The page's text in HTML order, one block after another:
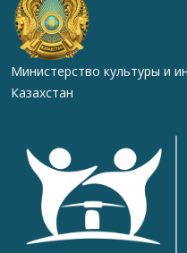
Министерство культуры и
Казахстан